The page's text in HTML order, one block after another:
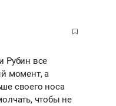
Рубин все
момент, а
своего носа
чтобы не